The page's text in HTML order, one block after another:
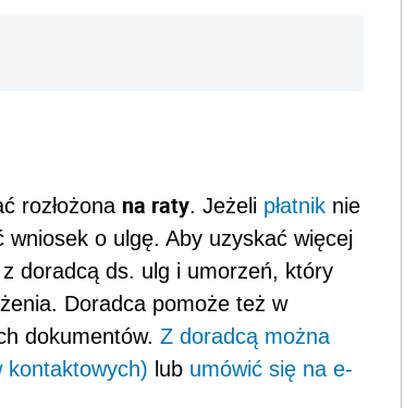
rozłożona na raty. Jeżeli płatnik nie
wniosek o ulgę. Aby uzyskać więcej
doradcą ds. ulg i umorzeń, który
Doradca pomoże też w
dokumentów. Z doradcą można
kontaktowych) lub umówić się na e-